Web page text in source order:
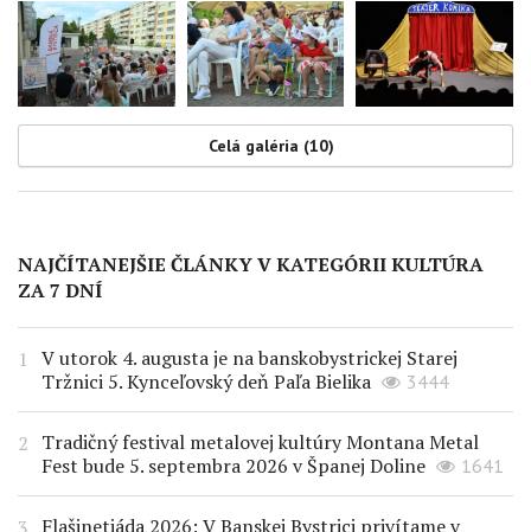
Celá galéria (10)
NAJČÍTANEJŠIE ČLÁNKY V KATEGÓRII KULTÚRA
ZA 7 DNÍ
V utorok 4. augusta je na banskobystrickej Starej
Tržnici 5. Kynceľovský deň Paľa Bielika
3444
Tradičný festival metalovej kultúry Montana Metal
Fest bude 5. septembra 2026 v Španej Doline
1641
Flašinetiáda 2026: V Banskej Bystrici privítame v